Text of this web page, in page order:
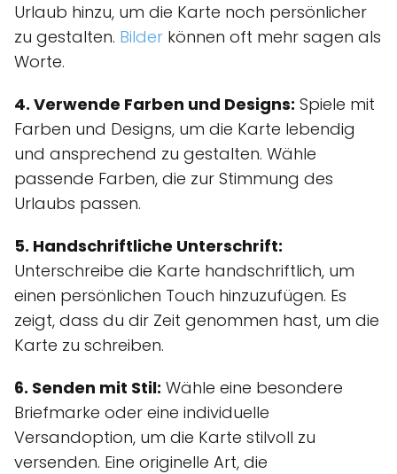
Urlaub hinzu, um die Karte noch persönlicher
zu gestalten. Bilder können oft mehr sagen als
Worte.
4. Verwende Farben und Designs: Spiele mit
Farben und Designs, um die Karte lebendig
und ansprechend zu gestalten. Wähle
passende Farben, die zur Stimmung des
Urlaubs passen.
5. Handschriftliche Unterschrift:
Unterschreibe die Karte handschriftlich, um
einen persönlichen Touch hinzuzufügen. Es
zeigt, dass du dir Zeit genommen hast, um die
Karte zu schreiben.
6. Senden mit Stil: Wähle eine besondere
Briefmarke oder eine individuelle
Versandoption, um die Karte stilvoll zu
versenden. Eine originelle Art, die